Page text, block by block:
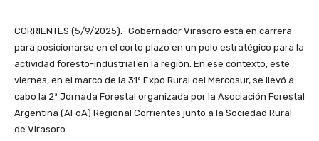
CORRIENTES (5/9/2025).- Gobernador Virasoro está en carrera
para posicionarse en el corto plazo en un polo estratégico para la
actividad foresto-industrial en la región. En ese contexto, este
viernes, en el marco de la 31ª Expo Rural del Mercosur, se llevó a
cabo la 2ª Jornada Forestal organizada por la Asociación Forestal
Argentina (AFoA) Regional Corrientes junto a la Sociedad Rural
de Virasoro.